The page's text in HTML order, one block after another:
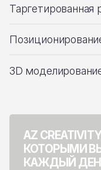
Таргетированная
3D
AZ
КОТОРЫМИ
КАЖДЫЙ